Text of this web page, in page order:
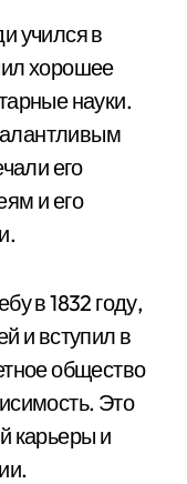
учился в
хорошее
науки.
его
и его
в 1832 году,
и вступил в
общество
Это
карьеры и